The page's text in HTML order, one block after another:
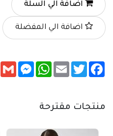
اضافة الي السلة
اضافة الي المفضلة
Facebook
Twitter
Email
WhatsApp
Messenger
Gmail
منتجات مقترحة